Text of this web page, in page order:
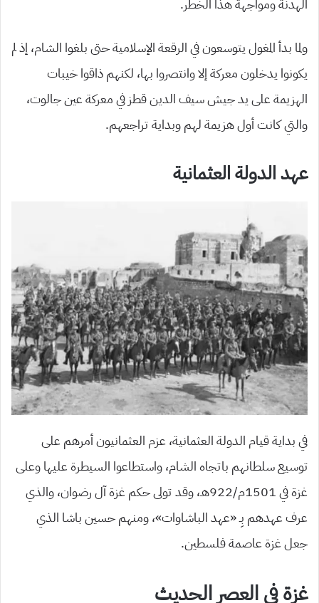
الهدنة ومواجهة هذا الخطر.
ولما بدأ المغول يتوسعون في الرقعة الإسلامية حتى بلغوا الشام، إذ لم
يكونوا يدخلون معركة إلا وانتصروا بها، لكنهم ذاقوا خيبات
الهزيمة على يد جيش سيف الدين قطز في معركة عين جالوت،
والتي كانت أول هزيمة لهم وبداية تراجعهم.
عهد الدولة العثمانية
في بداية قيام الدولة العثمانية، عزم العثمانيون أمرهم على
توسيع سلطانهم باتجاه الشام، واستطاعوا السيطرة عليها وعلى
غزة في 1501م/922هـ، وقد تولى حكم غزة آل رضوان، والذي
عرف عهدهم بِـ «عهد الباشاوات»، ومنهم حسين باشا الذي
جعل غزة عاصمة فلسطين.
غزة في العصر الحديث